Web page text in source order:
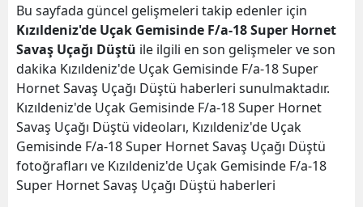
Bu sayfada güncel gelişmeleri takip edenler için
Kızıldeniz'de Uçak Gemisinde F/a-18 Super Hornet
Savaş Uçağı Düştü ile ilgili en son gelişmeler ve son
dakika Kızıldeniz'de Uçak Gemisinde F/a-18 Super
Hornet Savaş Uçağı Düştü haberleri sunulmaktadır.
Kızıldeniz'de Uçak Gemisinde F/a-18 Super Hornet
Savaş Uçağı Düştü videoları, Kızıldeniz'de Uçak
Gemisinde F/a-18 Super Hornet Savaş Uçağı Düştü
fotoğrafları ve Kızıldeniz'de Uçak Gemisinde F/a-18
Super Hornet Savaş Uçağı Düştü haberleri